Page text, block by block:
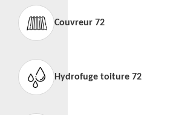
Couvreur 72
Hydrofuge toiture 72